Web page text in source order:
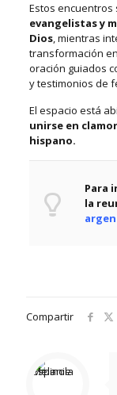
Estos encuentros
evangelistas y
Dios, mientras
transformación
oración guiados
y testimonios de
El espacio está
unirse en
hispano.
Para
la
Compartir